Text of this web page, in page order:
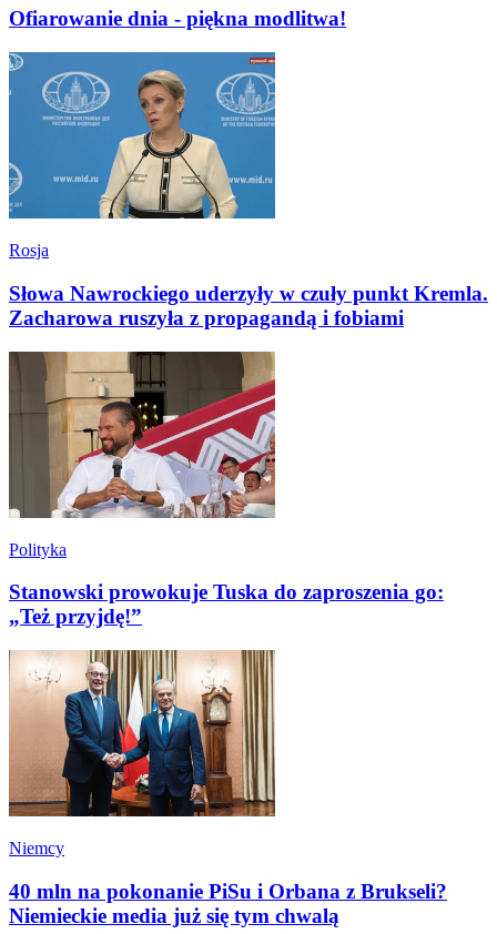
Ofiarowanie dnia - piękna modlitwa!
Rosja
Słowa Nawrockiego uderzyły w czuły punkt Kremla.
Zacharowa ruszyła z propagandą i fobiami
Polityka
Stanowski prowokuje Tuska do zaproszenia go:
„Też przyjdę!”
Niemcy
40 mln na pokonanie PiSu i Orbana z Brukseli?
Niemieckie media już się tym chwalą